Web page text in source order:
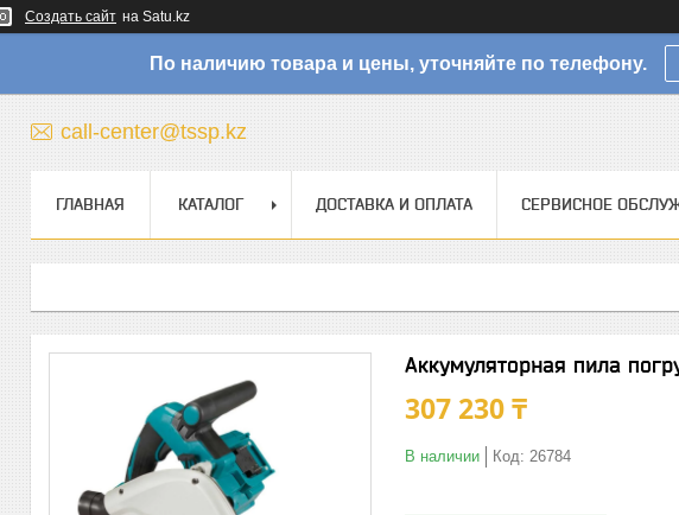
Создать сайт на Satu.kz
По наличию товара и цены, уточняйте по телефону.
call-center@tssp.kz
ГЛАВНАЯ КАТАЛОГ ДОСТАВКА И ОПЛАТА СЕРВИСНОЕ
Аккумуляторная пила
307 230 ₸
В наличии Код: 26784